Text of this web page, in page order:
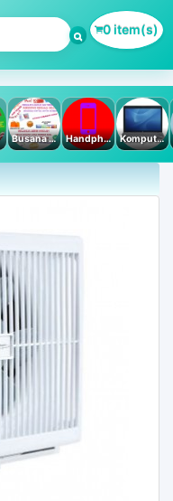
0 item(s)
Busana Muslim Handphone & Tablet Komputer PC & Laptop